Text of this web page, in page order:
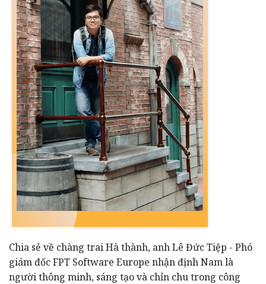
Chia sẻ về chàng trai Hà thành, anh Lê Đức Tiệp - Phó
giám đốc FPT Software Europe nhận định Nam là
người thông minh, sáng tạo và chỉn chu trong công